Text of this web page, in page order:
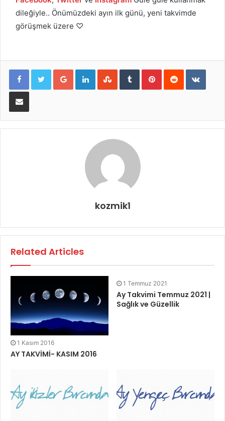
dileğiyle.. Önümüzdeki ayın ilk günü, yeni takvimde
görüşmek üzere ♡
Google+LinkedInStumbleUpon
TumblrPinterestReddit
E-Posta ile paylaş
kozmik1
Related Articles
1 Kasım 2016
AY TAKVİMİ- KASIM 2016
1 Temmuz 2021
Ay Takvimi Temmuz 2021 |
Sağlık ve Güzellik